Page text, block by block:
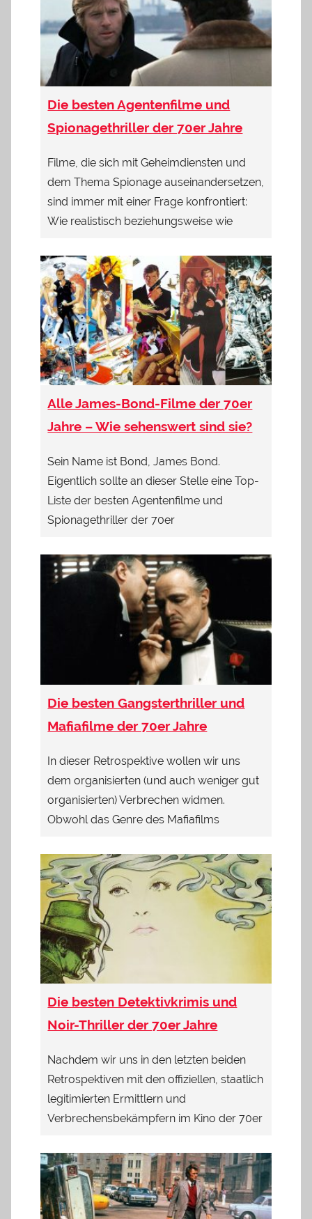
Die besten Agentenfilme und
Spionagethriller der 70er Jahre
Filme, die sich mit Geheimdiensten und
dem Thema Spionage auseinandersetzen,
sind immer mit einer Frage konfrontiert:
Wie realistisch beziehungsweise wie
Alle James-Bond-Filme der 70er
Jahre – Wie sehenswert sind sie?
Sein Name ist Bond, James Bond.
Eigentlich sollte an dieser Stelle eine Top-
Liste der besten Agentenfilme und
Spionagethriller der 70er
Die besten Gangsterthriller und
Mafiafilme der 70er Jahre
In dieser Retrospektive wollen wir uns
dem organisierten (und auch weniger gut
organisierten) Verbrechen widmen.
Obwohl das Genre des Mafiafilms
Die besten Detektivkrimis und
Noir-Thriller der 70er Jahre
Nachdem wir uns in den letzten beiden
Retrospektiven mit den offiziellen, staatlich
legitimierten Ermittlern und
Verbrechensbekämpfern im Kino der 70er